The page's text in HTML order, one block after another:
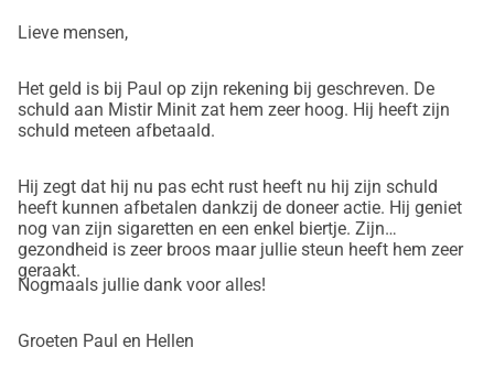
său expiră pe 20 septembrie 2025, după care va rămâne
unei indemnizații este complicată și nu se rezolvă imediat.
Este dureros să vezi că Paul, care a muncit întotdeauna din
deschis, în timp ce de fapt ar avea nevoie de odihnă.
Să-l ajutăm pe Paul. Împreună îi putem oferi spațiul
financiar de care are atât de multă nevoie pentru a se
unui om care a fost mereu alături de comunitatea sa.
Lieve mensen,
Het geld is bij Paul op zijn rekening bij geschreven. De
schuld aan Mistir Minit zat hem zeer hoog. Hij heeft zijn
schuld meteen afbetaald.
Hij zegt dat hij nu pas echt rust heeft nu hij zijn schuld
heeft kunnen afbetalen dankzij de doneer actie. Hij geniet
nog van zijn sigaretten en een enkel biertje. Zijn
gezondheid is zeer broos maar jullie steun heeft hem zeer
geraakt.
Nogmaals jullie dank voor alles!
Groeten Paul en Hellen